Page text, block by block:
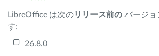
LibreOffice は次のリリース前の バージョ
す:
26.8.0